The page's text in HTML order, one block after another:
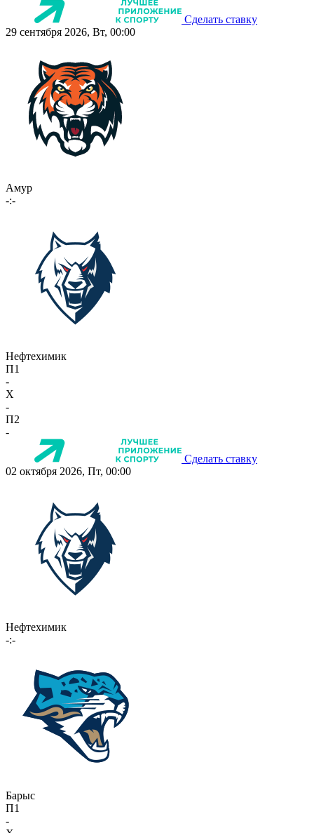
Сделать ставку
29 сентября 2026, Вт, 00:00
Амур
-:-
Нефтехимик
П1
-
X
-
П2
-
Сделать ставку
02 октября 2026, Пт, 00:00
Нефтехимик
-:-
Барыс
П1
-